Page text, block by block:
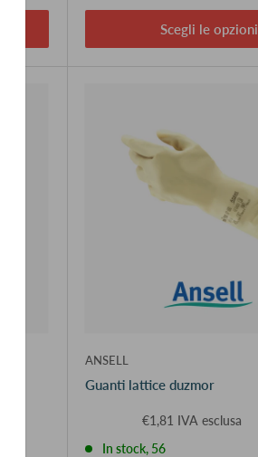
Scegli le opzioni
ANSELL
Guanti lattice duzmor
€1,81 IVA esclusa
In stock, 56